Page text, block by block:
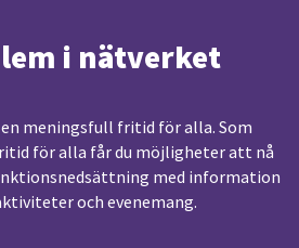
i nätverket
en meningsfull fritid för alla. Som
för alla får du möjligheter att nå
med information
och evenemang.